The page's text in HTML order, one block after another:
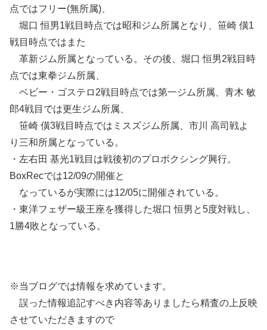
点ではフリー(無所属)、
堀口 恒男1戦目時点では昭和ジム所属となり、笹崎 僙1
戦目時点ではまた
革新ジム所属となっている。その後、堀口 恒男2戦目時
点では東拳ジム所属、
ベビー・ゴステロ2戦目時点では第一ジム所属、青木 敏
郎4戦目では更生ジム所属、
笹崎 僙3戦目時点ではミスズジム所属、市川 高司戦よ
り三和所属となっている。
・左右田 基光1戦目は戦後初のプロボクシング興行。
BoxRecでは12/09の開催と
なっているが実際には12/05に開催されている。
・東洋フェザー級王座を獲得した堀口 恒男と5度対戦し、
1勝4敗となっている。
※当ブログでは情報を求めています。
誤った情報追記すべき内容等ありましたら精査の上反映
させていただきますので